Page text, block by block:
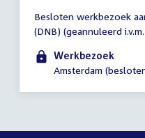
vergadering
10:00
13:00
Besloten werkbezoek
(DNB) (geannuleerd
Werkbezoek
Amsterdam